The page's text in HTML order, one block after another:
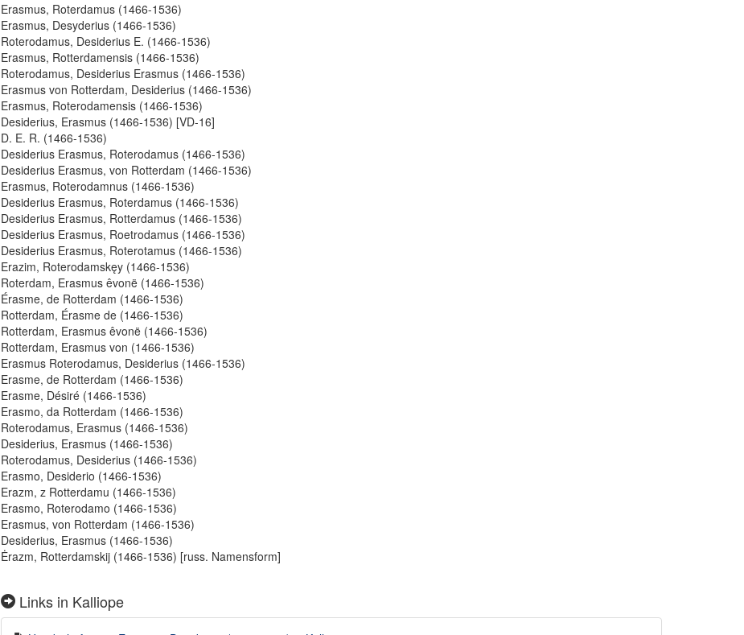
Erasmus, Roterdamus (1466-1536)
Erasmus, Desyderius (1466-1536)
Roterodamus, Desiderius E. (1466-1536)
Erasmus, Rotterdamensis (1466-1536)
Roterodamus, Desiderius Erasmus (1466-1536)
Erasmus von Rotterdam, Desiderius (1466-1536)
Erasmus, Roterodamensis (1466-1536)
Desiderius, Erasmus (1466-1536) [VD-16]
D. E. R. (1466-1536)
Desiderius Erasmus, Roterodamus (1466-1536)
Desiderius Erasmus, von Rotterdam (1466-1536)
Erasmus, Roterodamnus (1466-1536)
Desiderius Erasmus, Roterdamus (1466-1536)
Desiderius Erasmus, Rotterdamus (1466-1536)
Desiderius Erasmus, Roetrodamus (1466-1536)
Desiderius Erasmus, Roterotamus (1466-1536)
Erazim, Roterodamskęy (1466-1536)
Roterdam, Erasmus êvonë (1466-1536)
Érasme, de Rotterdam (1466-1536)
Rotterdam, Érasme de (1466-1536)
Rotterdam, Erasmus êvonë (1466-1536)
Rotterdam, Erasmus von (1466-1536)
Erasmus Roterodamus, Desiderius (1466-1536)
Erasme, de Rotterdam (1466-1536)
Erasme, Désiré (1466-1536)
Erasmo, da Rotterdam (1466-1536)
Roterodamus, Erasmus (1466-1536)
Desiderius, Erasmus (1466-1536)
Roterodamus, Desiderius (1466-1536)
Erasmo, Desiderio (1466-1536)
Erazm, z Rotterdamu (1466-1536)
Erasmo, Roterodamo (1466-1536)
Erasmus, von Rotterdam (1466-1536)
Desiderius, Erasmus (1466-1536)
Ėrazm, Rotterdamskij (1466-1536) [russ. Namensform]
Links in Kalliope